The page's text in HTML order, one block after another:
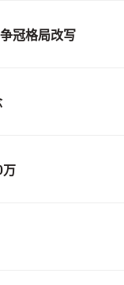
冠格局改写
万